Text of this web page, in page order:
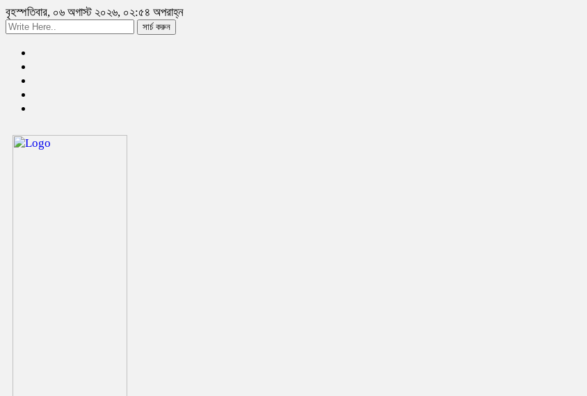
বৃহস্পতিবার, ০৬ অগাস্ট ২০২৬, ০২:৫৪ অপরাহ্ন
সার্চ করুন